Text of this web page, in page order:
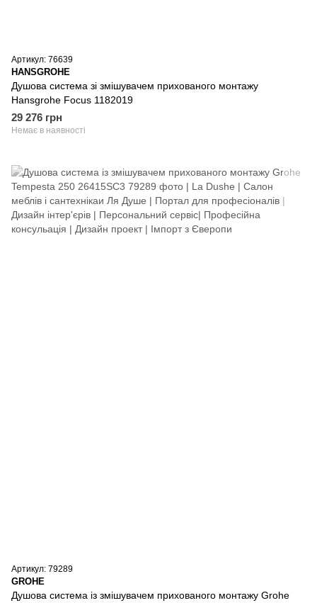
Артикул: 76639
HANSGROHE
Душова система зі змішувачем прихованого монтажу
Hansgrohe Focus 1182019
29 276 грн
Немає в наявності
Артикул: 79289
GROHE
Душова система із змішувачем прихованого монтажу Grohe